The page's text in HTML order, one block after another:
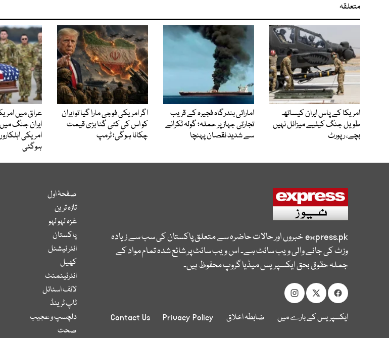
متعلقہ
امریکا کے پاس ایران کیساتھ
طویل جنگ کیلیے میزائل نہیں
بچے، رپورٹ
اماراتی بندرگاہ فجیرہ کے قریب
تجارتی جہاز پر حملہ؛ گولہ ٹکرانے
سے شدید نقصان پہنچا
اگر امریکی فوجی مارا گیا تو ایران
کو اس کی کئی گنا بڑی قیمت
چکانا ہوگی؛ ٹرمپ
عراق میں
ایران جنگ
ہوگئی
express.pkخبروں اور حالات حاضرہ سے متعلق پاکستان کی سب سے زیادہ
وزٹ کی جانے والی ویب سائٹ ہے۔ اس ویب سائٹ پر شائع شدہ تمام مواد کے
جملہ حقوق بحق ایکسپریس میڈیا گروپ محفوظ ہیں۔
ایکسپریس کے بارے میں ضابطہ اخلاق Privacy Policy
Contact Us
صفحۂ اول
تازہ ترین
غزہ لہو لہو
پاکستان
انٹر نیشنل
کھیل
انٹرٹینمنٹ
لائف اسٹائل
ٹاپ ٹرینڈ
دلچسپ و عجیب
صحت